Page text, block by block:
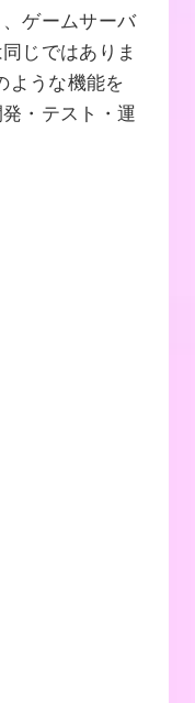
ゲームサーバ
じではありま
ような機能を
・テスト・運